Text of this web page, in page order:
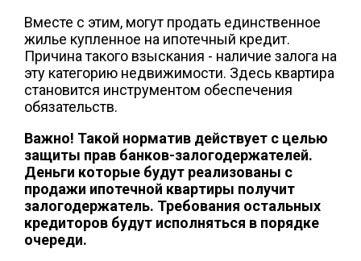
Вместе с этим, могут продать единственное
жилье купленное на ипотечный кредит.
Причина такого взыскания - наличие залога на
эту категорию недвижимости. Здесь квартира
становится инструментом обеспечения
обязательств.
Важно! Такой норматив действует с целью
защиты прав банков-залогодержателей.
Деньги которые будут реализованы с
продажи ипотечной квартиры получит
залогодержатель. Требования остальных
кредиторов будут исполняться в порядке
очереди.